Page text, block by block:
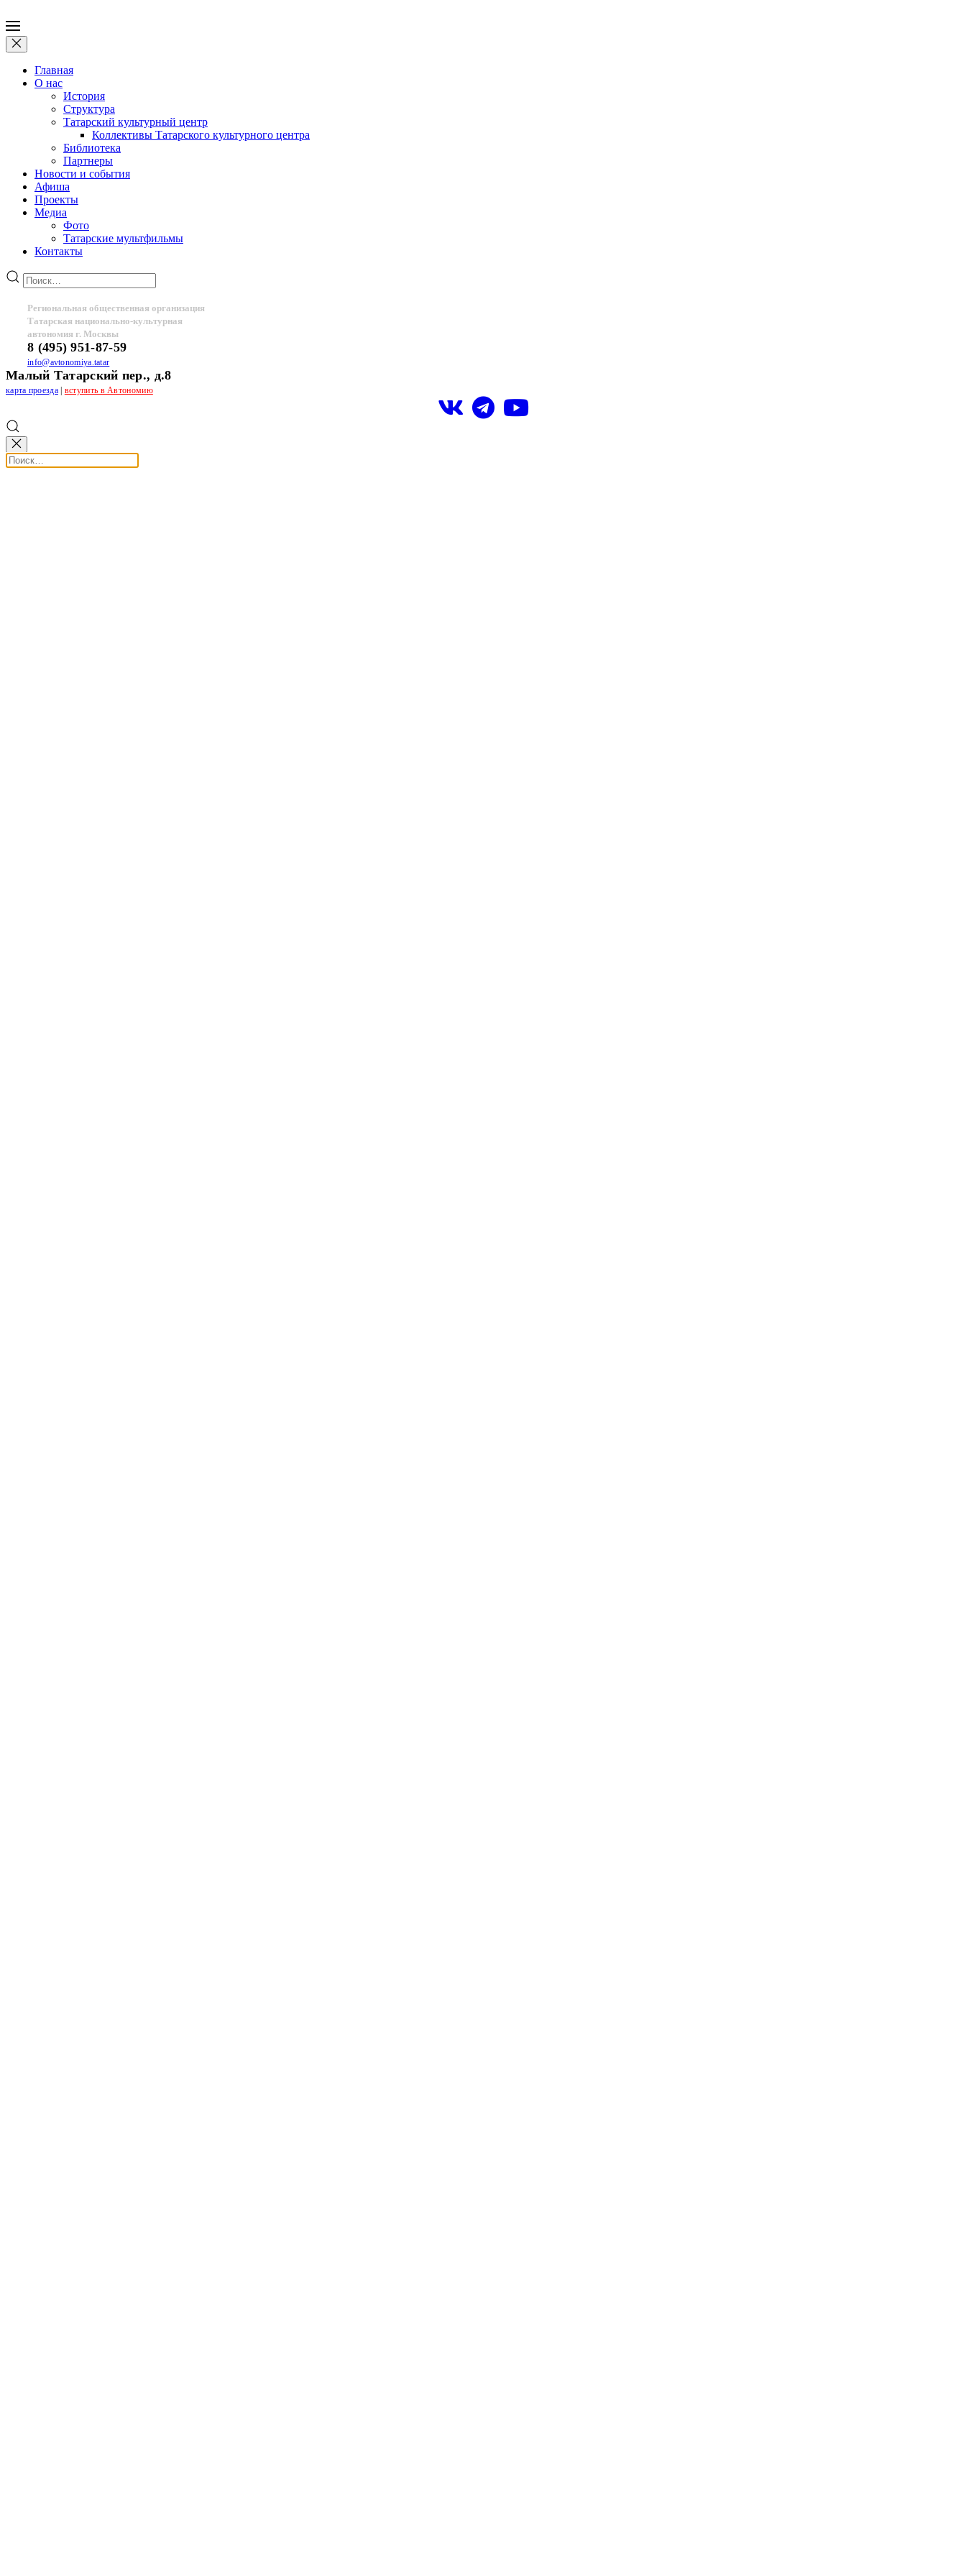
Главная
О нас
История
Структура
Татарский культурный центр
Коллективы Татарского культурного центра
Библиотека
Партнеры
Новости и события
Афиша
Проекты
Медиа
Фото
Татарские мультфильмы
Контакты
Региональная общественная организация
Татарская национально-культурная
автономия г. Москвы
8 (495) 951-87-59
info@avtonomiya.tatar
Малый Татарский пер., д.8
карта проезда| вступить в Автономию